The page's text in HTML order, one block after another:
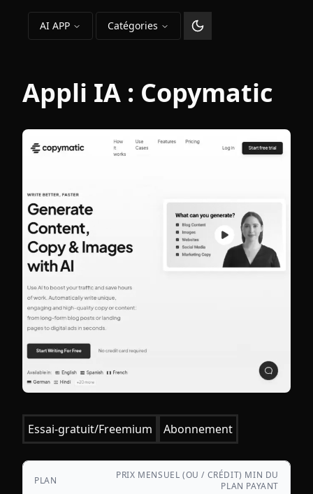
AI APP Catégories
Changer le thème
Appli IA : Copymatic
Essai-gratuit/Freemium Abonnement
PLAN
PRIX MENSUEL (OU / CRÉDIT) MIN DU
PLAN PAYANT